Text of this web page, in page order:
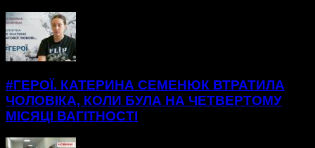
#ГЕРОЇ. КАТЕРИНА СЕМЕНЮК ВТРАТИЛА
ЧОЛОВІКА, КОЛИ БУЛА НА ЧЕТВЕРТОМУ
МІСЯЦІ ВАГІТНОСТІ